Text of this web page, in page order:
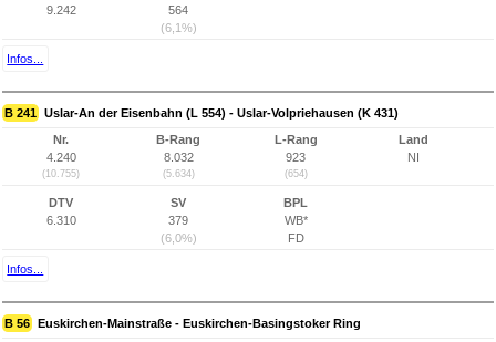
9.242
564
(6,1%)
Infos...
B 241 Uslar-An der Eisenbahn (L 554) - Uslar-Volpriehausen (K 431)
Nr.
4.240
(10.755)
B-Rang
8.032
(5.634)
L-Rang
923
(654)
Land
NI
DTV
6.310
SV
379
(6,0%)
BPL
WB*
FD
Infos...
B 56 Euskirchen-Mainstraße - Euskirchen-Basingstoker Ring